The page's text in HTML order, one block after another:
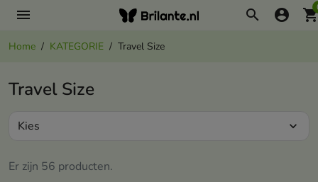
menu search account_circle
Home KATEGORIE Travel Size
Travel Size
Er zijn 56 producten.
Kies expand_more